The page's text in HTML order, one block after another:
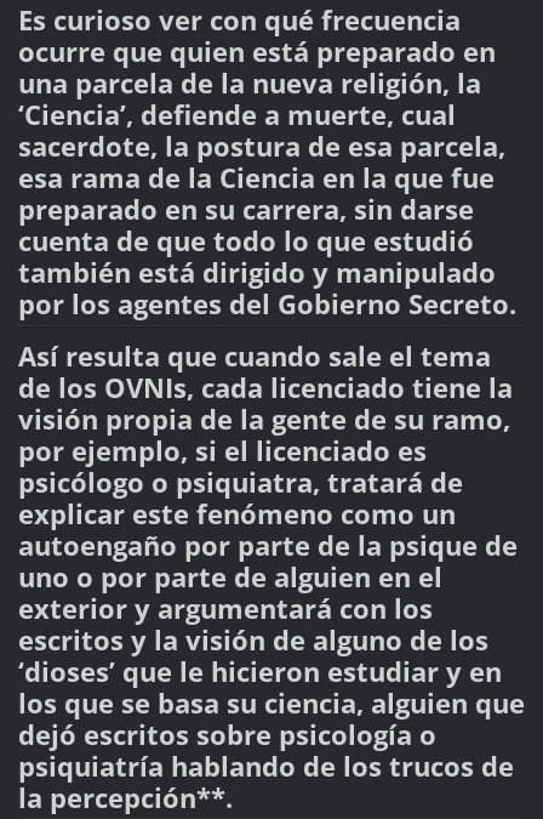
Es curioso ver con qué frecuencia
ocurre que quien está preparado en
una parcela de la nueva religión, la
‘Ciencia’, defiende a muerte, cual
sacerdote, la postura de esa parcela,
esa rama de la Ciencia en la que fue
preparado en su carrera, sin darse
cuenta de que todo lo que estudió
también está dirigido y manipulado
por los agentes del Gobierno Secreto.
Así resulta que cuando sale el tema
de los OVNIs, cada licenciado tiene la
visión propia de la gente de su ramo,
por ejemplo, si el licenciado es
psicólogo o psiquiatra, tratará de
explicar este fenómeno como un
autoengaño por parte de la psique de
uno o por parte de alguien en el
exterior y argumentará con los
escritos y la visión de alguno de los
‘dioses’ que le hicieron estudiar y en
los que se basa su ciencia, alguien que
dejó escritos sobre psicología o
psiquiatría hablando de los trucos de
la percepción**.